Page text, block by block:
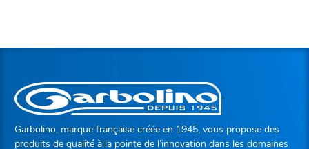
Garbolino, marque française créée en 1945, vous propose des
produits de qualité à la pointe de l’innovation dans les domaines